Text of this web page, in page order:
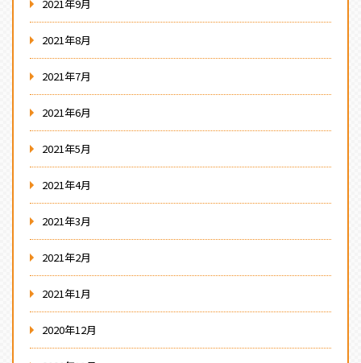
2021年9月
2021年8月
2021年7月
2021年6月
2021年5月
2021年4月
2021年3月
2021年2月
2021年1月
2020年12月